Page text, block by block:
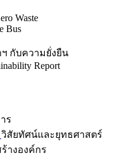
Waste
Bus
ฯ กับความยั่งยืน
Report
ร
วิสัยทัศน์และยุทธศาสตร์
างองค์กร